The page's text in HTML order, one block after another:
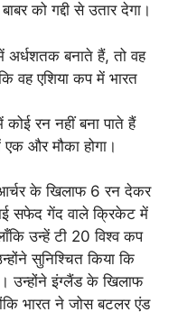
को गद्दी से उतार देगा।
अर्धशतक बनाते हैं, तो वह
वह एशिया कप में भारत
रन नहीं बना पाते हैं
और मौका होगा।
के खिलाफ 6 रन देकर
सफेद गेंद वाले क्रिकेट में
उन्हें टी 20 विश्व कप
सुनिश्चित किया कि
उन्होंने इंग्लैंड के खिलाफ
भारत ने जोस बटलर एंड